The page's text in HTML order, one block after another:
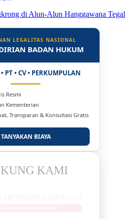
di Alun-Alun Hanggawana Tegal
LEGALITAS NASIONAL
BADAN HUKUM
PT • CV • PERKUMPULAN
Resmi
Kementerian
Transparan & Konsultasi Gratis
TANYAKAN BIAYA
KAMI